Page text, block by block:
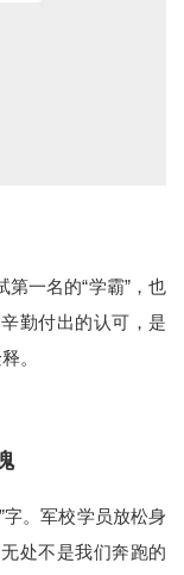
一名的“学霸”，也
勤付出的认可，是
。
。军校学员放松身
处不是我们奔跑的